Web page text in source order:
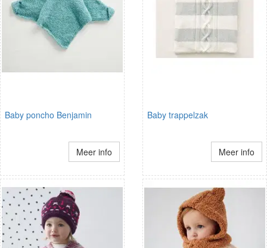
Baby poncho Benjamin
Meer info
Baby trappelzak
Meer info